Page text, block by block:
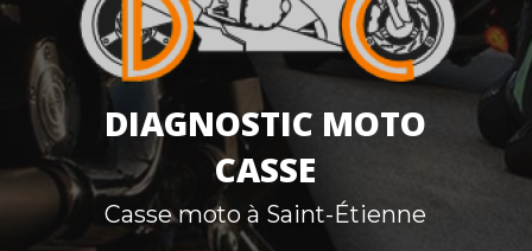
DIAGNOSTIC MOTO
CASSE
Casse moto à Saint-Étienne